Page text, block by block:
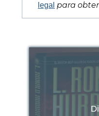
legal para